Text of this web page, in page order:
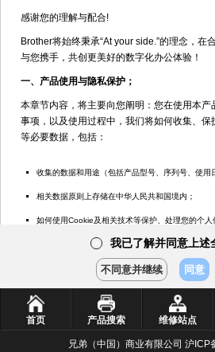
转印带单元
首页 产品搜索 维修站点
兄弟（中国）商业有限公司 沪
感谢您的理解与配合!
Brother将始终秉承“At your side.”的理念，在
与您携手，共创更美好的数字化办公体验！
一、产品使用与隐私保护；
本章节内容，将主要向您阐明：您在使用本
事项，以及使用过程中，我们将如何收集、
等必要数据，包括：
收集的数据和用途（包括产品型号、序列号、使用
相关数据原则上存储在中华人民共和国境内；
如何使用Cookie及相关技术等保护、处理您的个人
如需进一步了解“产品使用与隐私保护”的其他
✔ 我已了解并同意上述<产品使用与隐私保
二、数据保护与处理
我已了解并同意上述
不同意并继续 同意